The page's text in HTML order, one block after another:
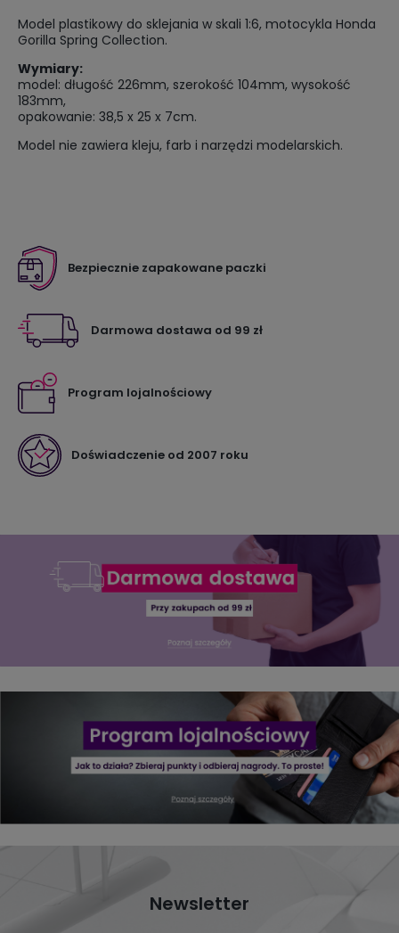
Model plastikowy do sklejania w skali 1:6, motocykla Honda
Gorilla Spring Collection.
Wymiary:
model: długość 226mm, szerokość 104mm, wysokość
183mm,
opakowanie: 38,5 x 25 x 7cm.
Model nie zawiera kleju, farb i narzędzi modelarskich.
Bezpiecznie zapakowane paczki
Darmowa dostawa od 99 zł
Program lojalnościowy
Doświadczenie od 2007 roku
Newsletter